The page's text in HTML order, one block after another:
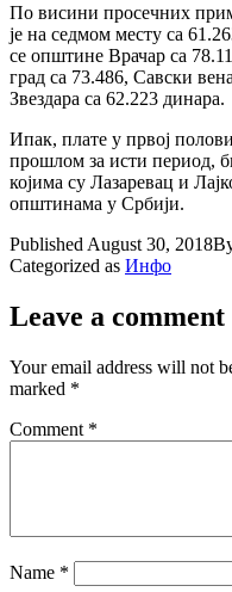
По висини просечних
је на седмом месту са
се општине Врачар са
град са 73.486, Савски
Звездара са 62.223 динара.
Ипак, плате у првој
прошлом за исти период,
којима су Лазаревац и
општинама у Србији.
Published August 30, 2018
Categorized as Инфо
Leave a comment
Your email address will not
marked *
Comment *
Name *